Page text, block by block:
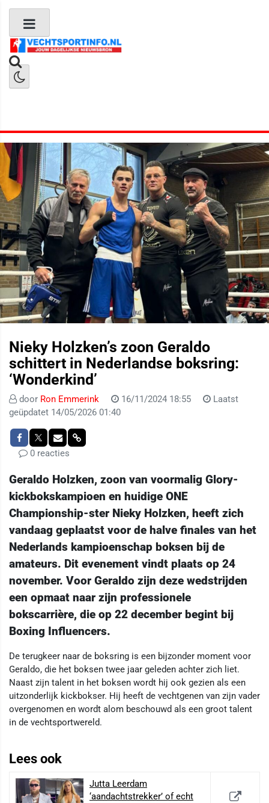
Nieky Holzken’s zoon Geraldo
schittert in Nederlandse boksring:
‘Wonderkind’
door Ron Emmerink 16/11/2024 18:55
Laatst
geüpdatet 14/05/2026 01:40
0 reacties
Geraldo Holzken, zoon van voormalig Glory-
kickbokskampioen en huidige ONE
Championship-ster Nieky Holzken, heeft zich
vandaag geplaatst voor de halve finales van het
Nederlands kampioenschap boksen bij de
amateurs. Dit evenement vindt plaats op 24
november. Voor Geraldo zijn deze wedstrijden
een opmaat naar zijn professionele
bokscarrière, die op 22 december begint bij
Boxing Influencers.
De terugkeer naar de boksring is een bijzonder moment voor
Geraldo, die het boksen twee jaar geleden achter zich liet.
Naast zijn talent in het boksen wordt hij ook gezien als een
uitzonderlijk kickbokser. Hij heeft de vechtgenen van zijn vader
overgenomen en wordt alom beschouwd als een groot talent
in de vechtsportwereld.
Lees ook
Jutta Leerdam
‘aandachtstrekker’ of echt